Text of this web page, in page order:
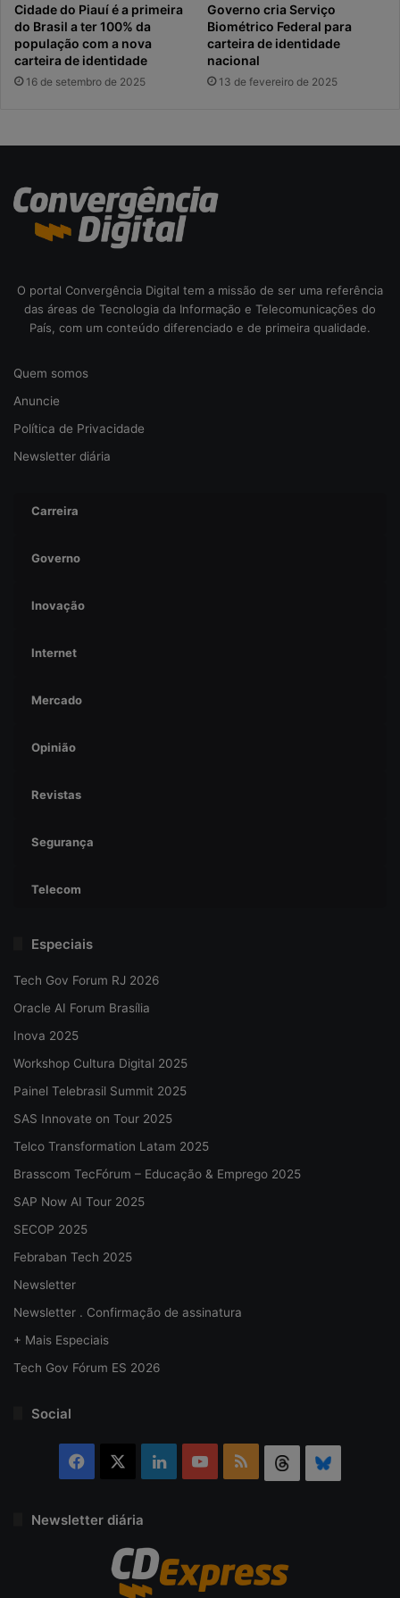
Cidade do Piauí é a primeira
do Brasil a ter 100% da
população com a nova
carteira de identidade
16 de setembro de 2025
Governo cria Serviço
Biométrico Federal para
carteira de identidade
nacional
13 de fevereiro de 2025
O portal Convergência Digital tem a missão de ser uma referência
das áreas de Tecnologia da Informação e Telecomunicações do
País, com um conteúdo diferenciado e de primeira qualidade.
Quem somos
Anuncie
Política de Privacidade
Newsletter diária
Carreira
Governo
Inovação
Internet
Mercado
Opinião
Revistas
Segurança
Telecom
Especiais
Tech Gov Forum RJ 2026
Oracle AI Forum Brasília
Inova 2025
Workshop Cultura Digital 2025
Painel Telebrasil Summit 2025
SAS Innovate on Tour 2025
Telco Transformation Latam 2025
Brasscom TecFórum – Educação & Emprego 2025
SAP Now AI Tour 2025
SECOP 2025
Febraban Tech 2025
Newsletter
Newsletter . Confirmação de assinatura
+ Mais Especiais
Tech Gov Fórum ES 2026
Social
Facebook LinkedinYouTubeRSS Threads
Newsletter diária